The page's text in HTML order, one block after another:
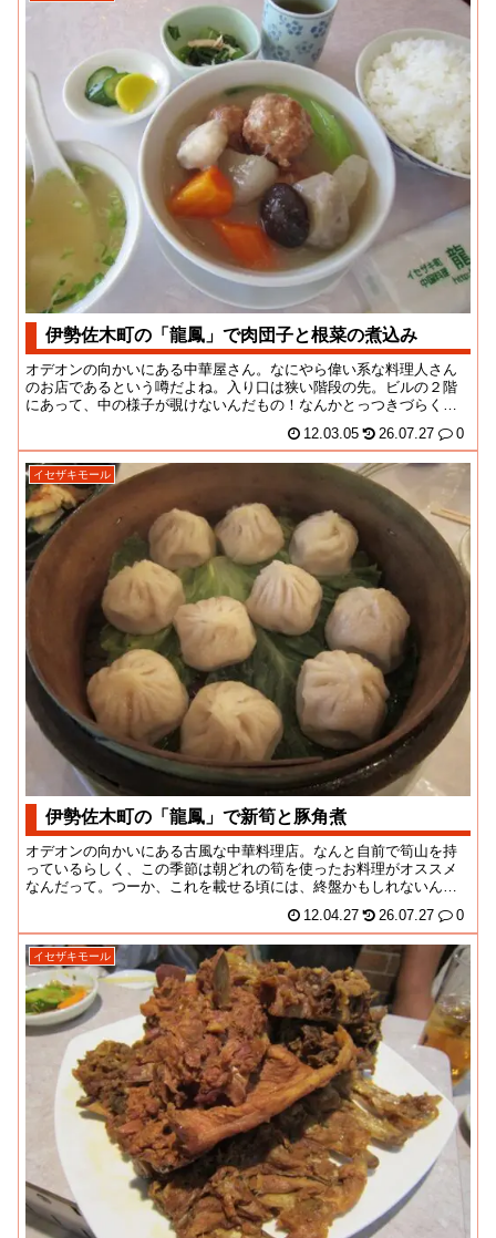
伊勢佐木町の「龍鳳」で肉団子と根菜の煮込み
オデオンの向かいにある中華屋さん。なにやら偉い系な料理人さん
のお店であるという噂だよね。入り口は狭い階段の先。ビルの２階
にあって、中の様子が覗けないんだもの！なんかとっつきづらくて
12.03.05 26.07.27 0
イセザキモール
伊勢佐木町の「龍鳳」で新筍と豚角煮
オデオンの向かいにある古風な中華料理店。なんと自前で筍山を持
っているらしく、この季節は朝どれの筍を使ったお料理がオススメ
なんだって。つーか、これを載せる頃には、終盤かもしれないんだ
12.04.27 26.07.27 0
イセザキモール